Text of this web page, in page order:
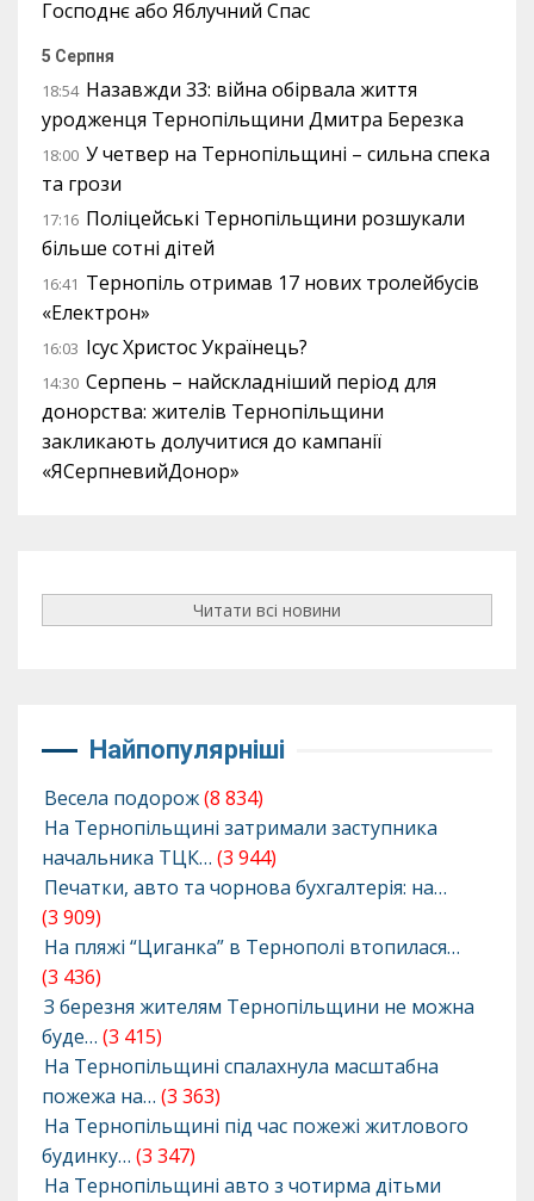
Господнє або Яблучний Спас
5 Серпня
18:54 Назавжди 33: війна обірвала життя
уродженця Тернопільщини Дмитра Березка
18:00 У четвер на Тернопільщині – сильна спека
та грози
17:16 Поліцейські Тернопільщини розшукали
більше сотні дітей
16:41 Тернопіль отримав 17 нових тролейбусів
«Електрон»
16:03 Ісус Христос Українець?
14:30 Серпень – найскладніший період для
донорства: жителів Тернопільщини
закликають долучитися до кампанії
«ЯСерпневийДонор»
Читати всі новини
Найпопулярніші
Весела подорож(8 834)
На Тернопільщині затримали заступника
начальника ТЦК… (3 944)
Печатки, авто та чорнова бухгалтерія: на…
(3 909)
На пляжі “Циганка” в Тернополі втопилася…
(3 436)
З березня жителям Тернопільщини не можна
буде… (3 415)
На Тернопільщині спалахнула масштабна
пожежа на… (3 363)
На Тернопільщині під час пожежі житлового
будинку… (3 347)
На Тернопільщині авто з чотирма дітьми